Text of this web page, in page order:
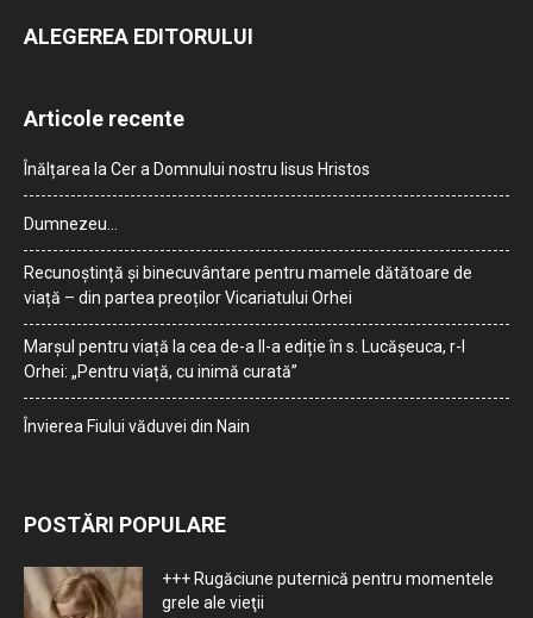
ALEGEREA EDITORULUI
Articole recente
Înălțarea la Cer a Domnului nostru Iisus Hristos
Dumnezeu…
Recunoștință și binecuvântare pentru mamele dătătoare de
viață – din partea preoților Vicariatului Orhei
Marșul pentru viață la cea de-a II-a ediție în s. Lucășeuca, r-l
Orhei: „Pentru viață, cu inimă curată”
Învierea Fiului văduvei din Nain
POSTĂRI POPULARE
+++ Rugăciune puternică pentru momentele
grele ale vieţii